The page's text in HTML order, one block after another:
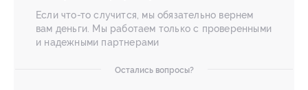
Если что-то случится, мы обязательно вернем
вам деньги. Мы работаем только с проверенными
и надежными партнерами
Остались вопросы?